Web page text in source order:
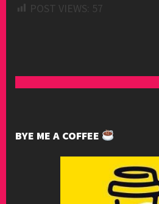
POST VIEWS: 57
BYE ME A COFFEE